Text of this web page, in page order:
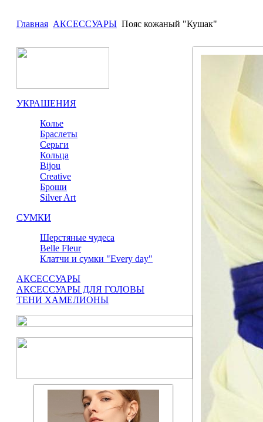
Главная АКСЕССУАРЫ Пояс кожаный "Кушак"
УКРАШЕНИЯ
Колье
Браслеты
Серьги
Кольца
Bijou
Сreative
Броши
Silver Art
СУМКИ
Шерстяные чудеса
Belle Fleur
Клатчи и сумки "Every day"
АКСЕССУАРЫ
АКСЕССУАРЫ ДЛЯ ГОЛОВЫ
ТЕНИ ХАМЕЛИОНЫ